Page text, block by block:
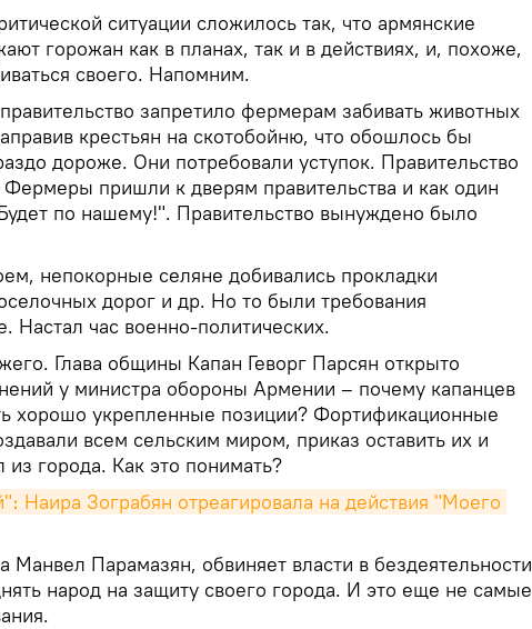
ситуации сложилось так, что армянские
горожан как в планах, так и в действиях, и, похоже,
своего. Напомним.
запретило фермерам забивать животных
крестьян на скотобойню, что обошлось бы
дороже. Они потребовали уступок. Правительство
Фермеры пришли к дверям правительства и как один
по нашему!". Правительство вынуждено было
непокорные селяне добивались прокладки
дорог и др. Но то были требования
Настал час военно-политических.
Глава общины Капан Геворг Парсян открыто
у министра обороны Армении – почему капанцев
хорошо укрепленные позиции? Фортификационные
всем сельским миром, приказ оставить их и
из города. Как это понимать?
Наира Зограбян отреагировала на действия "Моего
Манвел Парамазян, обвиняет власти в бездеятельности
народ на защиту своего города. И это еще не самые